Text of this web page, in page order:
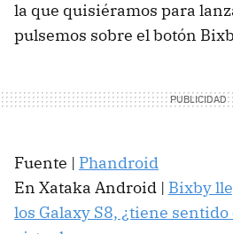
la que quisiéramos para
pulsemos sobre el botón
Fuente | Phandroid
En Xataka Android | Bixby
los Galaxy S8, ¿tiene